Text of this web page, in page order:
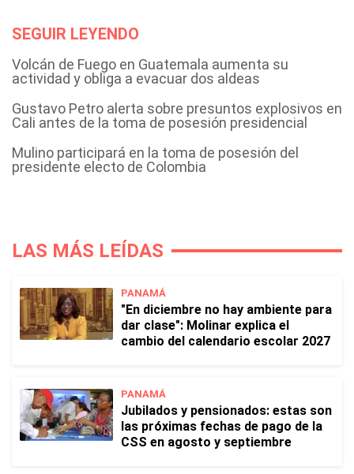
SEGUIR LEYENDO
Volcán de Fuego en Guatemala aumenta su
actividad y obliga a evacuar dos aldeas
Gustavo Petro alerta sobre presuntos explosivos en
Cali antes de la toma de posesión presidencial
Mulino participará en la toma de posesión del
presidente electo de Colombia
LAS MÁS LEÍDAS
PANAMÁ
"En diciembre no hay ambiente para
dar clase": Molinar explica el
cambio del calendario escolar 2027
PANAMÁ
Jubilados y pensionados: estas son
las próximas fechas de pago de la
CSS en agosto y septiembre